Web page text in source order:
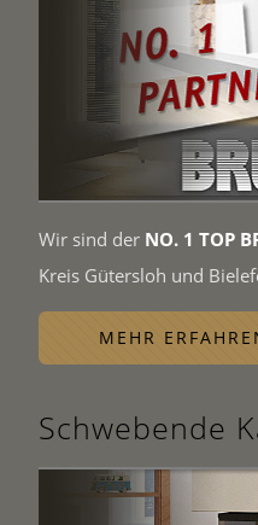
Wir sind der NO. 1 TOP
Kreis Gütersloh und
MEHR
Schwebende